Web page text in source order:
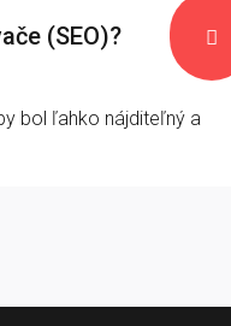
(SEO)? 
bol ľahko nájditeľný a